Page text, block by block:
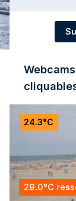
24.3°C
29.0°C